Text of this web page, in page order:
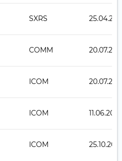
SXRS
COMM
ICOM
ICOM 11.06.2019
ICOM 25.10.2017